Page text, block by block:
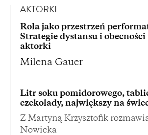
AKTORKI
Rola jako przestrzeń
Strategie dystansu i obecności
aktorki
Milena Gauer
Litr soku pomidorowego,
czekolady, największy na
Z Martyną Krzysztofik
Nowicka